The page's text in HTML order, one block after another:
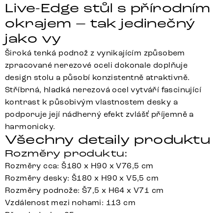
Live-Edge stůl s přírodním
okrajem – tak jedinečný
jako vy
Široká tenká podnož z vynikajícím způsobem
zpracované nerezové oceli dokonale doplňuje
design stolu a působí konzistentně atraktivně.
Stříbrná, hladká nerezová ocel vytváří fascinující
kontrast k působivým vlastnostem desky a
podporuje její nádherný efekt zvlášť příjemně a
harmonicky.
Všechny detaily produktu
Rozměry produktu:
Rozměry cca: Š180 x H90 x V76,5 cm
Rozměry desky: Š180 x H90 x V5,5 cm
Rozměry podnože: Š7,5 x H64 x V71 cm
Vzdálenost mezi nohami: 113 cm